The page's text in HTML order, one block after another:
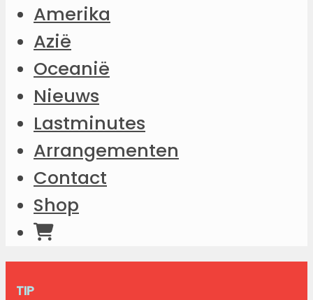
Amerika
Azië
Oceanië
Nieuws
Lastminutes
Arrangementen
Contact
Shop
TIP